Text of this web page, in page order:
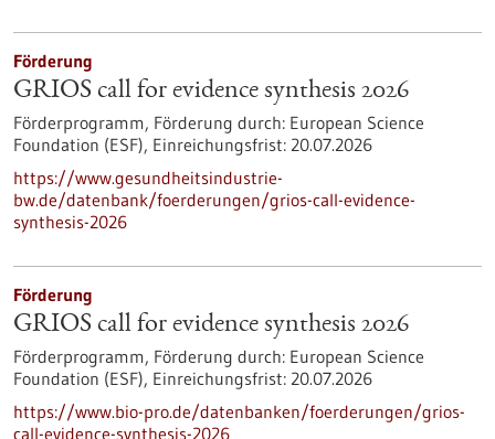
Förderung
GRIOS call for evidence synthesis 2026
Förderprogramm, Förderung durch: European Science
Foundation (ESF), Einreichungsfrist: 20.07.2026
https://www.gesundheitsindustrie-
bw.de/datenbank/foerderungen/grios-call-evidence-
synthesis-2026
Förderung
GRIOS call for evidence synthesis 2026
Förderprogramm, Förderung durch: European Science
Foundation (ESF), Einreichungsfrist: 20.07.2026
https://www.bio-pro.de/datenbanken/foerderungen/grios-
call-evidence-synthesis-2026